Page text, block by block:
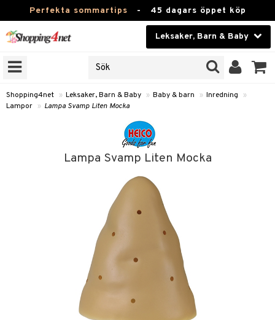
Perfekta sommartips - 45 dagars öppet köp
Leksaker, Barn & Baby
Skönhet
Kontaktlinser
Leksaker, Barn & Baby
Shopping4net » Leksaker, Barn & Baby » Baby & barn » Inredning
»
Lampor » Lampa Svamp Liten Mocka
Lampa Svamp Liten Mocka
& Tillbehör
& Tillbehör